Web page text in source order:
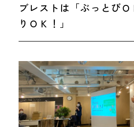
ブレストは「ぶっとび
りＯＫ！」